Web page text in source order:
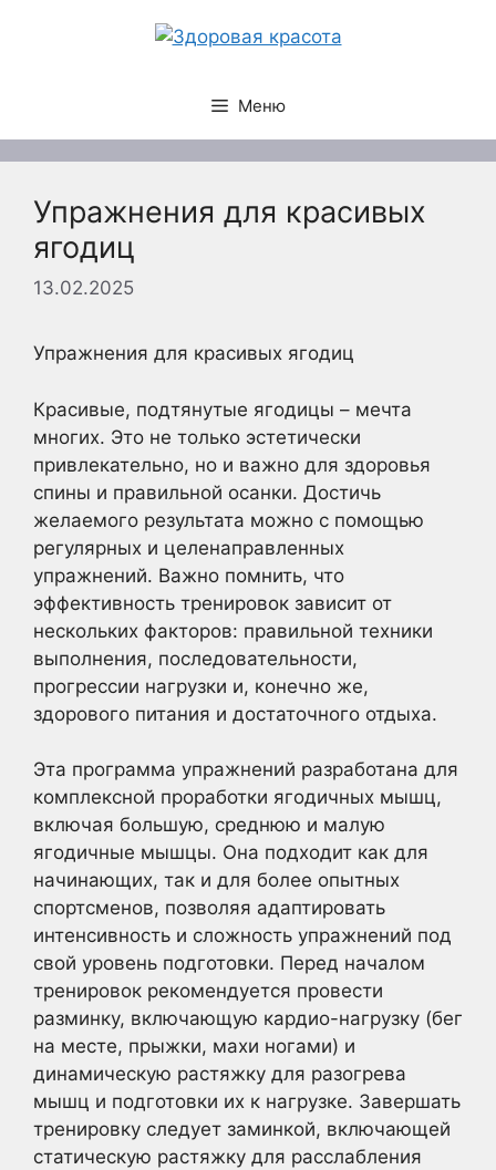
Меню
Упражнения для красивых
ягодиц
13.02.2025
Упражнения для красивых ягодиц
Красивые, подтянутые ягодицы – мечта
многих. Это не только эстетически
привлекательно, но и важно для здоровья
спины и правильной осанки. Достичь
желаемого результата можно с помощью
регулярных и целенаправленных
упражнений. Важно помнить, что
эффективность тренировок зависит от
нескольких факторов: правильной техники
выполнения, последовательности,
прогрессии нагрузки и, конечно же,
здорового питания и достаточного отдыха.
Эта программа упражнений разработана для
комплексной проработки ягодичных мышц,
включая большую, среднюю и малую
ягодичные мышцы. Она подходит как для
начинающих, так и для более опытных
спортсменов, позволяя адаптировать
интенсивность и сложность упражнений под
свой уровень подготовки. Перед началом
тренировок рекомендуется провести
разминку, включающую кардио-нагрузку (бег
на месте, прыжки, махи ногами) и
динамическую растяжку для разогрева
мышц и подготовки их к нагрузке. Завершать
тренировку следует заминкой, включающей
статическую растяжку для расслабления